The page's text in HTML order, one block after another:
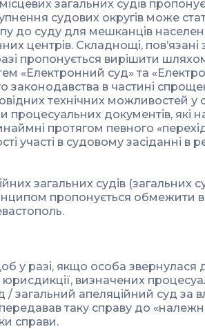
загальних судів
судових округів може
до суду для мешканців
центрів. Складнощі,
пропонується вирішити
«Електронний суд» та
законодавства в частині
технічних можливостей
процесуальних документів, які
протягом певного
участі в судовому засіданні в
загальних судів (загальних
пропонується обмежити
у разі, якщо особа
юрисдикції, визначених
/ загальний апеляційний суд за
таку справу до
справи.